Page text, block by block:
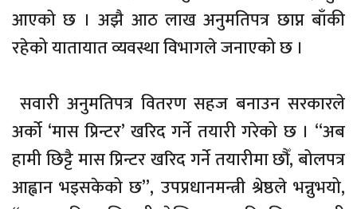
आएको छ । अझै आठ लाख अनुमतिपत्र छाप्न बाँकी
रहेको यातायात व्यवस्था विभागले जनाएको छ ।
सवारी अनुमतिपत्र वितरण सहज बनाउन सरकारले
अर्को ‘मास प्रिन्टर’ खरिद गर्ने तयारी गरेको छ । “अब
हामी छिट्टै मास प्रिन्टर खरिद गर्ने तयारीमा छौँ, बोलपत्र
आह्वान भइसकेको छ”, उपप्रधानमन्त्री श्रेष्ठले भन्नुभयो,